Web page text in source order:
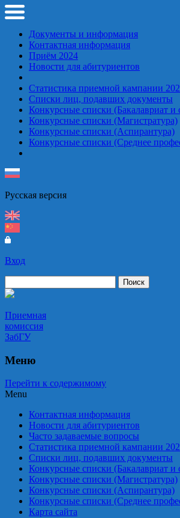
Документы и информация
Контактная информация
Приём 2024
Новости для абитуриентов
Статистика приемной кампании
Списки лиц, подавших документы
Конкурсные списки (Бакалавриат и
Конкурсные списки (Магистратура)
Конкурсные списки (Аспирантура)
Конкурсные списки (Среднее
Русская верcия
Вход
Приемная комиссия
Приемная
комиссия
ЗабГУ
Меню
Перейти к содержимому
Menu
Контактная информация
Новости для абитуриентов
Часто задаваемые вопросы
Статистика приемной кампании
Списки лиц, подавших документы
Конкурсные списки (Бакалавриат и
Конкурсные списки (Магистратура)
Конкурсные списки (Аспирантура)
Конкурсные списки (Среднее
Карта сайта